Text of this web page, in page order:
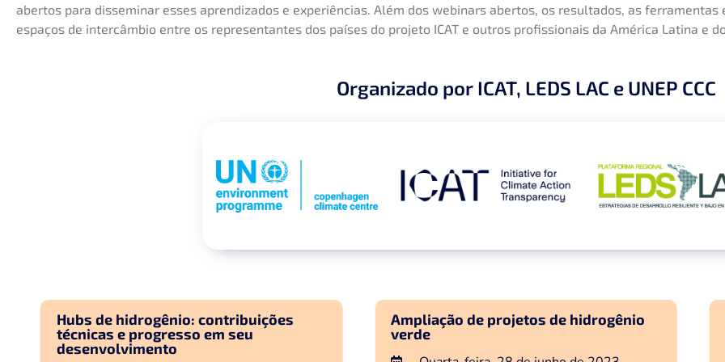
abertos para disseminar esses aprendizados e experiências. Além dos webinars abertos, os resultados, as
espaços de intercâmbio entre os representantes dos países do projeto ICAT e outros profissionais da América Latina e
Organizado por ICAT, LEDS LAC e UNEP CCC
Hubs de hidrogênio: contribuições
técnicas e progresso em seu
desenvolvimento
Ampliação de projetos de hidrogênio
verde